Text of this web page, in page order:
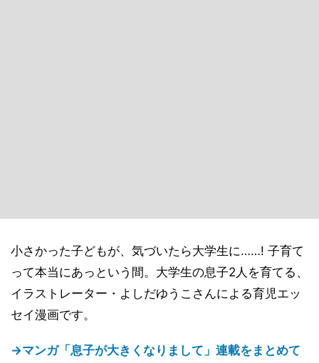
小さかった子どもが、気づいたら大学生に……! 子育て
って本当にあっという間。大学生の息子2人を育てる、
イラストレーター・よしだゆうこさんによる育児エッ
セイ漫画です。
→マンガ「息子が大きくなりまして」連載をまとめて